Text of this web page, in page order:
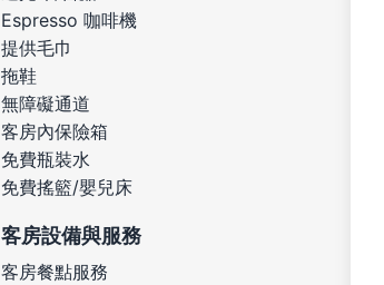
Espresso 咖啡機
提供毛巾
拖鞋
無障礙通道
客房內保險箱
免費瓶裝水
免費搖籃/嬰兒床
客房設備與服務
客房餐點服務